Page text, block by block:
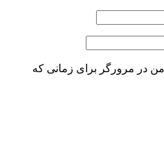
من در مرورگر برای زمانی که